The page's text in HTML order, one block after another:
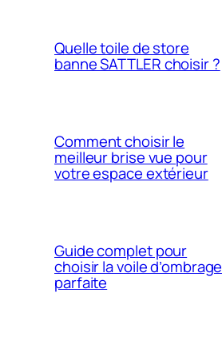
Quelle toile de store
banne SATTLER choisir ?
Comment choisir le
meilleur brise vue pour
votre espace extérieur
Guide complet pour
choisir la voile d’ombrage
parfaite